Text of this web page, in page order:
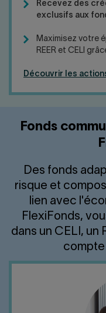
Recevez des
exclusifs aux
Maximisez votre
REER et CELI
Découvrir les
Fonds
Des fonds
risque et
lien avec
FlexiFonds,
dans un CELI, un
compte